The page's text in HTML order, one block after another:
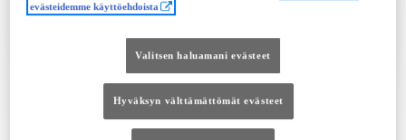
Tutustu autoon
Vertaile
evästeidemme käyttöehdoista
Valitsen haluamani evästeet
Hyväksyn välttämättömät evästeet